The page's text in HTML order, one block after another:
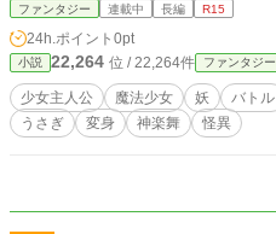
ファンタジー 連載中 長編 R15
24h.ポイント 0pt
小説 22,264 位 / 22,264件 ファンタジー
少女主人公 魔法少女 妖 バトル
うさぎ
変身 神楽舞 怪異